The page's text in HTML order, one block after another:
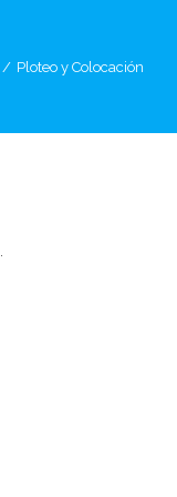
/ Ploteo y Colocación